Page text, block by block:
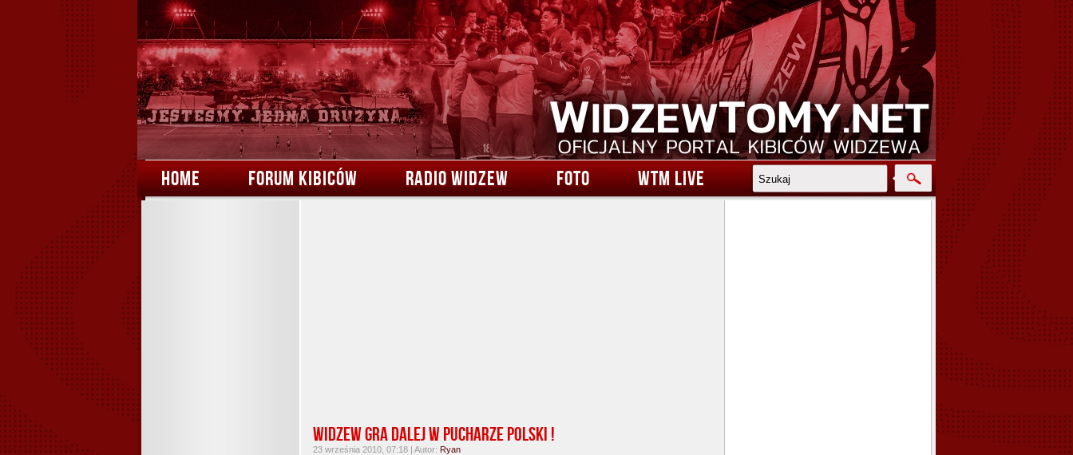
HOME FORUM KIBICÓW RADIO WIDZEW FOTO WTM LIVE
Widzew gra dalej w Pucharze Polski !
23 września 2010, 07:18 | Autor: Ryan